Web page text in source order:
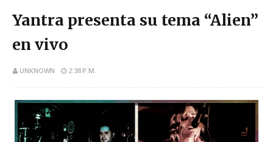
Yantra presenta su tema “Alien”
en vivo
UNKNOWN 2:38 P.M.